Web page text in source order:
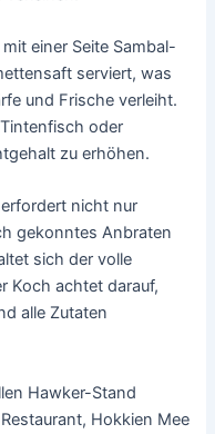
einer Seite Sambal-
serviert, was
und Frische verleiht.
oder
zu erhöhen.
nicht nur
gekonntes Anbraten
sich der volle
Koch achtet darauf,
alle Zutaten
Hawker-Stand
Hokkien Mee